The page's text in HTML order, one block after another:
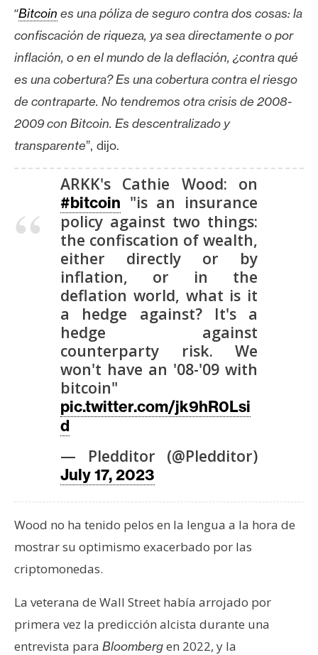
“Bitcoin es una póliza de segurocontra dos cosas: la
confiscación de riqueza, ya sea directamente o por
inflación, o en el mundo de la deflación, ¿contra qué
es una cobertura? Es una cobertura contra el riesgo
de contraparte. No tendremos otra crisis de 2008-
2009 con Bitcoin. Es descentralizado y
transparente”, dijo.
ARKK's Cathie Wood: on
#bitcoin "is an insurance
policy against two things:
the confiscation of wealth,
either directly or by
inflation, or in the
deflation world, what is it
a hedge against? It's a
hedge against
counterparty risk. We
won't have an '08-'09 with
bitcoin"
pic.twitter.com/jk9hR0Lsi
d
— Pledditor (@Pledditor)
July 17, 2023
Wood no ha tenido pelos en la lengua a la hora de
mostrar su optimismo exacerbado por las
criptomonedas.
La veterana de Wall Street había arrojado por
primera vez la predicción alcista durante una
entrevista para Bloombergen 2022, y la